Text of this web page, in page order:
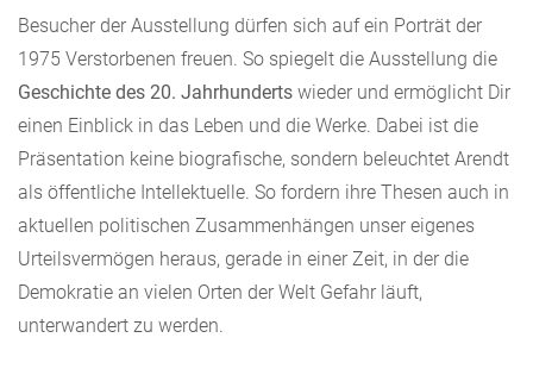
Besucher der Ausstellung dürfen sich auf ein Porträt der
1975 Verstorbenen freuen. So spiegelt die Ausstellung die
Geschichte des 20. Jahrhunderts wieder und ermöglicht Dir
einen Einblick in das Leben und die Werke. Dabei ist die
Präsentation keine biografische, sondern beleuchtet Arendt
als öffentliche Intellektuelle. So fordern ihre Thesen auch in
aktuellen politischen Zusammenhängen unser eigenes
Urteilsvermögen heraus, gerade in einer Zeit, in der die
Demokratie an vielen Orten der Welt Gefahr läuft,
unterwandert zu werden.